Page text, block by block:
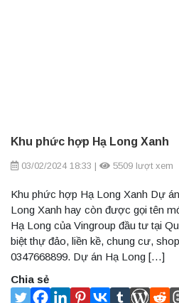
Khu phức hợp Hạ Long Xanh
03/02/2024 18:33 | 5509 lượt xem
Khu phức hợp Hạ Long Xanh Dự
Long Xanh hay còn được gọi tên
Hạ Long của Vingroup đầu tư tại
biệt thự đảo, liền kề, chung cư,
0347668899. Dự án Hạ Long […]
Chia sẻ